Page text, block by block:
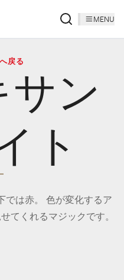
MENU
戻る
サン
ト
では赤。 色が変化するア
てくれるマジックです。